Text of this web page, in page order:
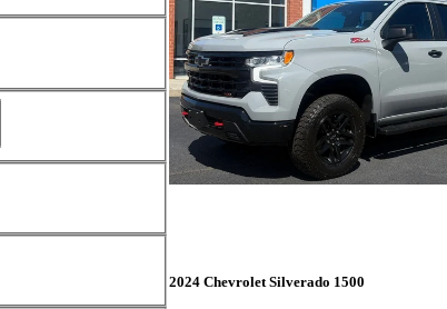
2024 Chevrolet Silverado 1500